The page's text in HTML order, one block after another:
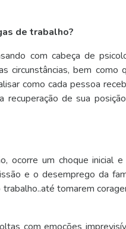
de trabalho?
com cabeça de
circunstâncias, bem como
como cada pessoa
recuperação de sua
ocorre um choque inicial e
e o desemprego da
tomarem